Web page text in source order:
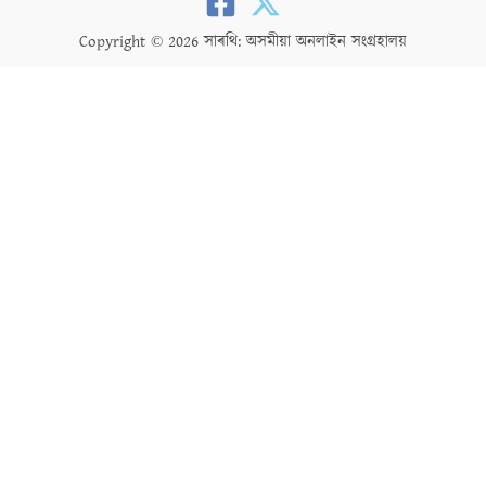
Copyright © 2026 সাৰথি: অসমীয়া অনলাইন সংগ্ৰহালয়